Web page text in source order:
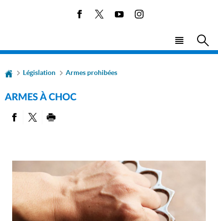
Facebook YoutubeInstagram
Menu
Législation Armes prohibées
ARMES À CHOC